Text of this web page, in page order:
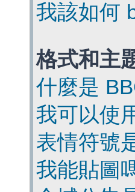
我該如何
格式和主
什麼是
我可以使
表情符號
我能貼圖